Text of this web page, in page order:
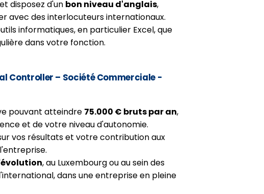
et disposez d'un bon niveau d'anglais,
avec des interlocuteurs internationaux.
informatiques, en particulier Excel, que
dans votre fonction.
Controller – Société Commerciale -
pouvant atteindre 75.000 € bruts par an,
et de votre niveau d'autonomie.
vos résultats et votre contribution aux
, au Luxembourg ou au sein des
dans une entreprise en pleine